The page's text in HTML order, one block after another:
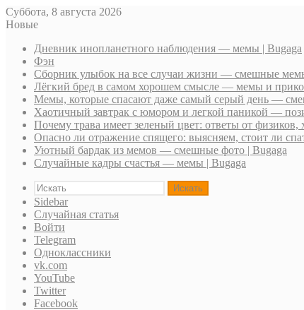
Суббота, 8 августа 2026
Новые
Дневник инопланетного наблюдения — мемы | Bugaga
Фэн
Сборник улыбок на все случаи жизни — смешные
Лёгкий бред в самом хорошем смысле — мемы и
Мемы, которые спасают даже самый серый день —
Хаотичный завтрак с юмором и легкой паникой —
Почему трава имеет зеленый цвет: ответы от
Опасно ли отражение спящего: выясняем, стоит ли
Уютный бардак из мемов — смешные фото | Bugaga
Случайные кадры счастья — мемы | Bugaga
Искать
Sidebar
Случайная статья
Войти
Telegram
Одноклассники
vk.com
YouTube
Twitter
Facebook